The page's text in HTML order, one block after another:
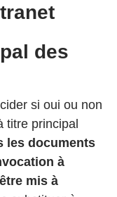
des
si oui ou non
titre principal
les documents
à
mis à